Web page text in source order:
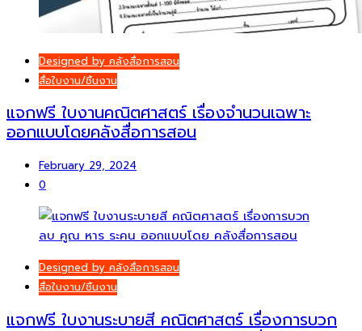
Designed by คลังสื่อการสอน
สื่อใบงาน/ชิ้นงาน
แจกฟรี ใบงานคณิตศาสตร์ เรื่องจำนวนเฉพาะ
ออกแบบโดยคลังสื่อการสอน
February 29, 2024
0
Designed by คลังสื่อการสอน
สื่อใบงาน/ชิ้นงาน
แจกฟรี ใบงานระบายสี คณิตศาสตร์ เรื่องการบวก